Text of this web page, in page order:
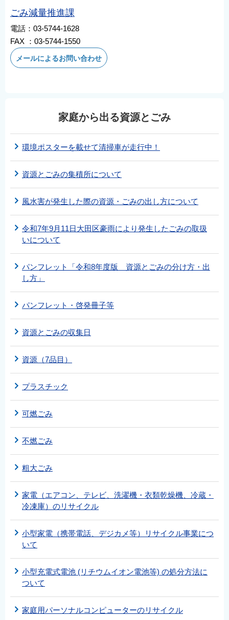
ごみ減量推進課
電話：03-5744-1628
FAX ：03-5744-1550
メールによるお問い合わせ
家庭から出る資源とごみ
環境ポスターを載せて清掃車が走行中！
資源とごみの集積所について
風水害が発生した際の資源・ごみの出し方について
令和7年9月11日大田区豪雨により発生したごみの取扱
いについて
パンフレット「令和8年度版 資源とごみの分け方・出
し方」
パンフレット・啓発冊子等
資源とごみの収集日
資源（7品目）
プラスチック
可燃ごみ
不燃ごみ
粗大ごみ
家電（エアコン、テレビ、洗濯機・衣類乾燥機、冷蔵・
冷凍庫）のリサイクル
小型家電（携帯電話、デジカメ等）リサイクル事業につ
いて
小型充電式電池 (リチウムイオン電池等) の処分方法に
ついて
家庭用パーソナルコンピューターのリサイクル